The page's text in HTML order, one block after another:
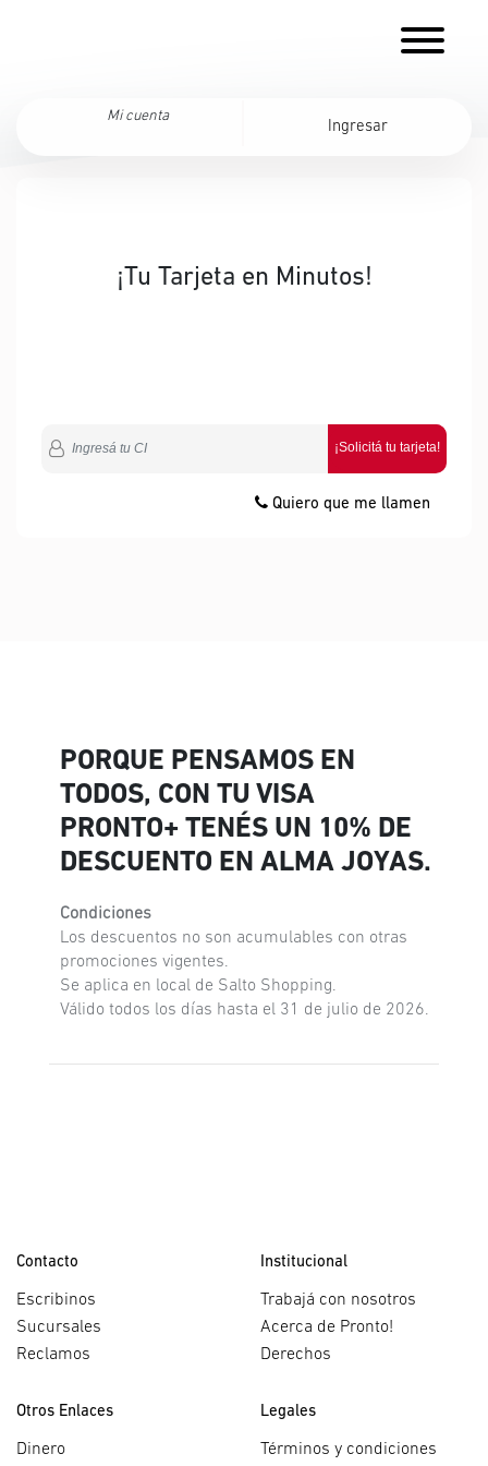
Mi cuenta
Ingresar
¡Tu Tarjeta en Minutos!
¡Solicitá tu tarjeta!
Quiero que me llamen
PORQUE PENSAMOS EN
TODOS, CON TU VISA
PRONTO+ TENÉS UN 10% DE
DESCUENTO EN ALMA JOYAS.
Condiciones
Los descuentos no son acumulables con otras
promociones vigentes.
Se aplica en local de Salto Shopping.
Válido todos los días hasta el 31 de julio de 2026.
Contacto
Escribinos
Sucursales
Reclamos
Institucional
Trabajá con nosotros
Acerca de Pronto!
Derechos
Otros Enlaces
Dinero
Legales
Términos y condiciones